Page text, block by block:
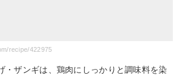
recipe/422975
・ザンギは、鶏肉にしっかりと調味料を染